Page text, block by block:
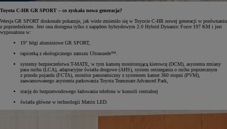
Toyota C-HR GR SPORT – co zyskała nowa generacja?
Wersja GR SPORT doskonale pokazuje, jak wiele zmieniło się w Toyocie C-HR nowej generacji w porównaniu
z poprzednikiem. Jest ona dostępna tylko z napędem hybrydowym 2.0 Hybrid Dynamic Force 197 KM i jest
wyposażona w:
19" felgi aluminiowe GR SPORT,
tapicerką z ekologicznego zamszu Ultrasuede™.
systemy bezpieczeństwa T-MATE, w tym kamerę monitorującą kierowcę (DCM), asystenta zmiany
pasa ruchu (LCA), adaptacyjne światła drogowe (AHS), system ostrzegania o ruchu poprzecznym
z przodu pojazdu (FCTA), monitor panoramiczny z systemem kamer 360 stopni (PVM),
zaawansowanego asystenta parkowania Toyota Teammate Advanced Park,
stację do bezprzewodowego ładowania telefonu w konsoli centralnej
światła główne w technologii Matrix LED.